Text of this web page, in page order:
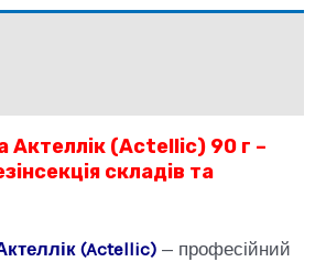
(Actellic) 90 г –
складів та
(Actellic) — професійний